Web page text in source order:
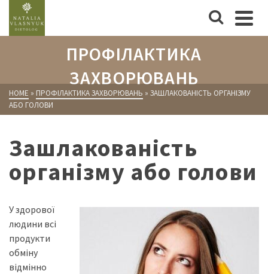
ПРОФІЛАКТИКА
ЗАХВОРЮВАНЬ
HOME » ПРОФІЛАКТИКА ЗАХВОРЮВАНЬ » ЗАШЛАКОВАНІСТЬ ОРГАНІЗМУ
АБО ГОЛОВИ
Зашлакованість
організму або голови
У здорової
людини всі
продукти
обміну
відмінно